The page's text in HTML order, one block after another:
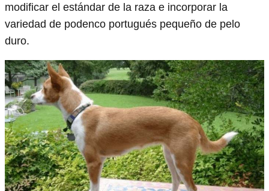
modificar el estándar de la raza e incorporar la
variedad de podenco portugués pequeño de pelo
duro.